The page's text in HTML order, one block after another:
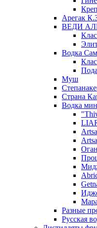
Арегак
ВЕДИ
Водка
Муш
Страна
Водка
Разные
Русская